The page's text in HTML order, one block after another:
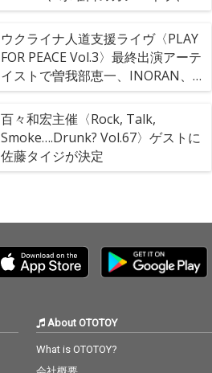
Superfriends、w.o.d.、ニーハ
オ!!!!、The Slumbers、ZOOZら19
組決定
ウクライナ人道支援ライヴ〈PLAY
FOR PEACE Vol.3〉最終出演アーテ
イストで曽我部恵一、INORAN、高
田漣、三宅伸治、寺尾紗穂
百々和宏主催〈Rock, Talk,
Smoke….Drunk? Vol.67〉ゲストに
佐藤タイジが決定
About OTOTOY
What is OTOTOY?